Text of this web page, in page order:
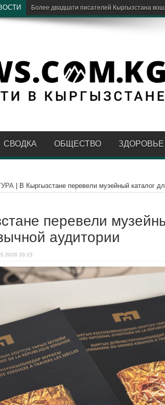
«
СВОДКА ОБЩЕСТВО ЗДОРОВЬЕ
В Кыргызстане перевели музейный каталог
перевели
аудитории
20:15